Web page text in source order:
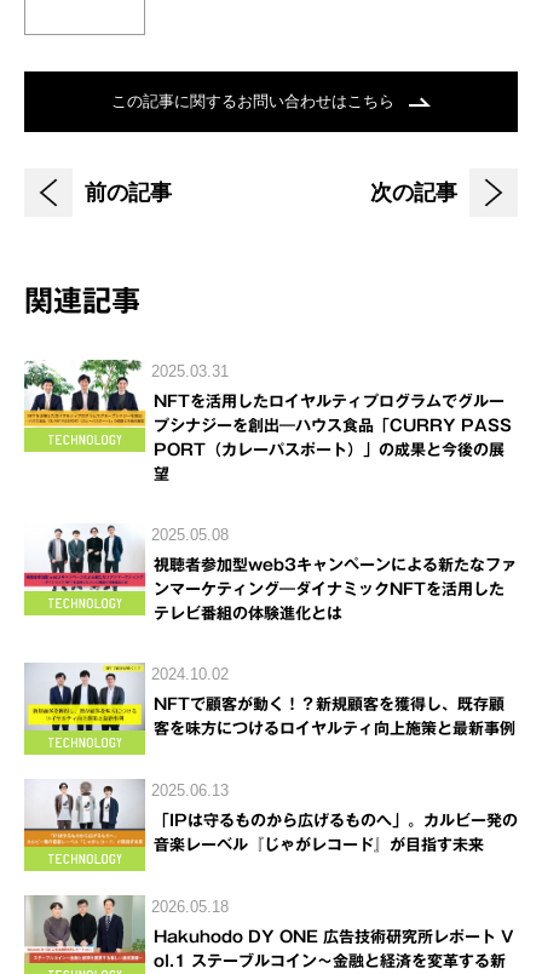
この記事に関するお問い合わせはこちら
前の記事 次の記事
関連記事
2025.03.31
NFTを活用したロイヤルティプログラムでグルー
プシナジーを創出―ハウス食品「CURRY PASS
PORT（カレーパスポート）」の成果と今後の展
望
2025.05.08
視聴者参加型web3キャンペーンによる新たなファ
ンマーケティング―ダイナミックNFTを活用した
テレビ番組の体験進化とは
2024.10.02
NFTで顧客が動く！？新規顧客を獲得し、既存顧
客を味方につけるロイヤルティ向上施策と最新事例
2025.06.13
「IPは守るものから広げるものへ」。カルビー発の
音楽レーベル『じゃがレコード』が目指す未来
2026.05.18
Hakuhodo DY ONE 広告技術研究所レポート V
ol.1 ステーブルコイン～金融と経済を変革する新